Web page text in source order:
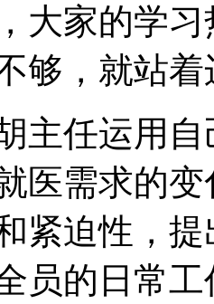
大家的学
够，就站
任运用自
医需求的
紧迫性，
员的日常